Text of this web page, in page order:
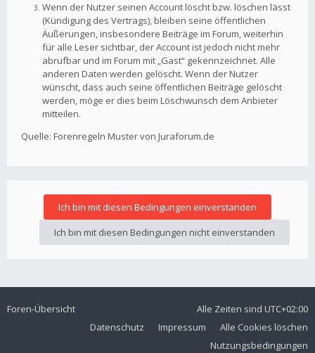
Wenn der Nutzer seinen Account löscht bzw. löschen lässt
(Kündigung des Vertrags), bleiben seine öffentlichen
Äußerungen, insbesondere Beiträge im Forum, weiterhin
für alle Leser sichtbar, der Account ist jedoch nicht mehr
abrufbar und im Forum mit „Gast“ gekennzeichnet. Alle
anderen Daten werden gelöscht. Wenn der Nutzer
wünscht, dass auch seine öffentlichen Beiträge gelöscht
werden, möge er dies beim Löschwunsch dem Anbieter
mitteilen.
Quelle: Forenregeln Muster von Juraforum.de
Foren-Übersicht Alle Zeiten sind UTC+02:00
Alle Cookies löschen
Impressum
Datenschutz
Nutzungsbedingungen